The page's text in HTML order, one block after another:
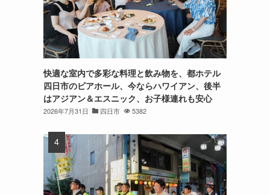
快適な室内で多彩な料理と飲み物を、都ホテル
四日市のビアホール、今ならハワイアン、後半
はアジアン＆エスニック、お子様連れも安心
2026年7月31日 四日市 5382